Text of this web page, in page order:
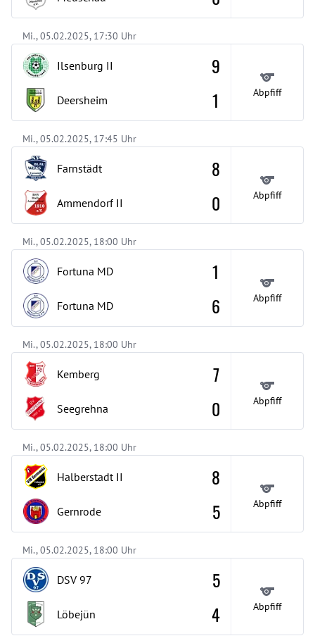
Mi., 05.02.2025, 17:30 Uhr
Ilsenburg II
Deersheim
9
1
Abpfiff
Mi., 05.02.2025, 17:45 Uhr
Farnstädt
Ammendorf II
8
0
Abpfiff
Mi., 05.02.2025, 18:00 Uhr
Fortuna MD
Fortuna MD
1
6
Abpfiff
Mi., 05.02.2025, 18:00 Uhr
Kemberg
Seegrehna
7
0
Abpfiff
Mi., 05.02.2025, 18:00 Uhr
Halberstadt II
Gernrode
8
5
Abpfiff
Mi., 05.02.2025, 18:00 Uhr
DSV 97
Löbejün
5
4
Abpfiff